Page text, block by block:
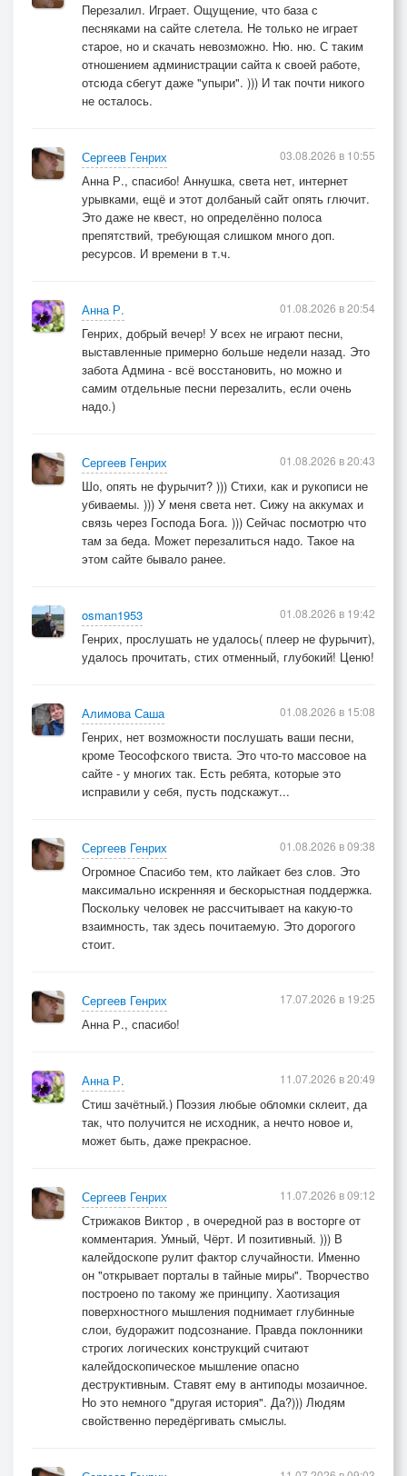
Перезалил. Играет. Ощущение, что база с
песняками на сайте слетела. Не только не играет
старое, но и скачать невозможно. Ню. ню. С таким
отношением администрации сайта к своей работе,
отсюда сбегут даже "упыри". ))) И так почти никого
не осталось.
Сергеев Генрих
Анна Р., спасибо! Аннушка, света нет, интернет
урывками, ещё и этот долбаный сайт опять глючит.
Это даже не квест, но определённо полоса
препятствий, требующая слишком много доп.
ресурсов. И времени в т.ч.
03.08.2026 в 10:55
Анна Р.
Генрих, добрый вечер! У всех не играют песни,
выставленные примерно больше недели назад. Это
забота Админа - всё восстановить, но можно и
самим отдельные песни перезалить, если очень
надо.)
01.08.2026 в 20:54
Сергеев Генрих
Шо, опять не фурычит? ))) Стихи, как и рукописи не
убиваемы. ))) У меня света нет. Сижу на аккумах и
связь через Господа Бога. ))) Сейчас посмотрю что
там за беда. Может перезалиться надо. Такое на
этом сайте бывало ранее.
01.08.2026 в 20:43
osman1953
Генрих, прослушать не удалось( плеер не фурычит),
удалось прочитать, стих отменный, глубокий! Ценю!
01.08.2026 в 19:42
Алимова Саша
Генрих, нет возможности послушать ваши песни,
кроме Теософского твиста. Это что-то массовое на
сайте - у многих так. Есть ребята, которые это
исправили у себя, пусть подскажут...
01.08.2026 в 15:08
Сергеев Генрих
Огромное Спасибо тем, кто лайкает без слов. Это
максимально искренняя и бескорыстная поддержка.
Поскольку человек не рассчитывает на какую-то
взаимность, так здесь почитаемую. Это дорогого
стоит.
01.08.2026 в 09:38
Сергеев Генрих
Анна Р., спасибо!
17.07.2026 в 19:25
Анна Р.
Стиш зачётный.) Поэзия любые обломки склеит, да
так, что получится не исходник, а нечто новое и,
может быть, даже прекрасное.
11.07.2026 в 20:49
Сергеев Генрих
Стрижаков Виктор , в очередной раз в восторге от
комментария. Умный, Чёрт. И позитивный. ))) В
калейдоскопе рулит фактор случайности. Именно
он "открывает порталы в тайные миры". Творчество
построено по такому же принципу. Хаотизация
поверхностного мышления поднимает глубинные
слои, будоражит подсознание. Правда поклонники
строгих логических конструкций считают
калейдоскопическое мышление опасно
деструктивным. Ставят ему в антиподы мозаичное.
Но это немного "другая история". Да?))) Людям
свойственно передёргивать смыслы.
11.07.2026 в 09:12